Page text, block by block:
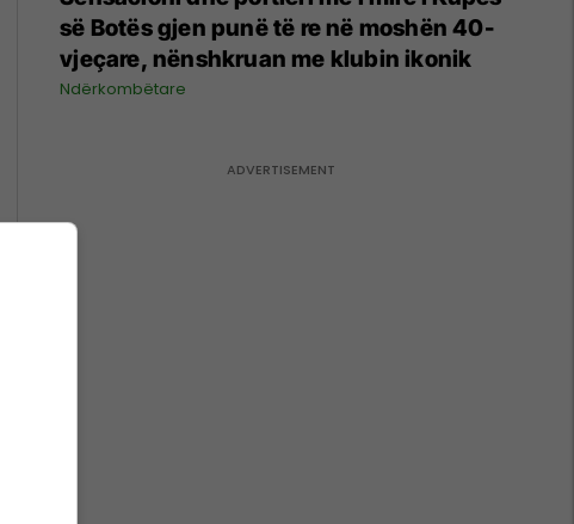
së Botës gjen punë të re në moshën 40-
vjeçare, nënshkruan me klubin ikonik
Ndërkombëtare